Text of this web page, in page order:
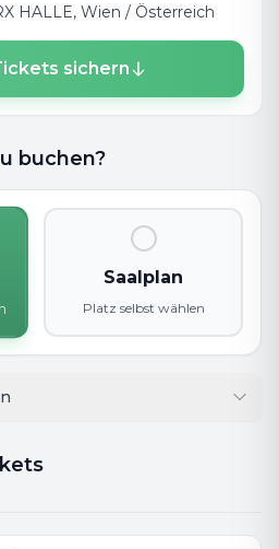
HALLE, Wien / Österreich
sichern
buchen?
Saalplan
Platz selbst wählen